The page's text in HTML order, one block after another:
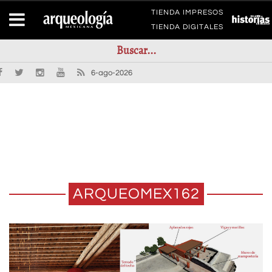
TIENDA IMPRESOS
TIENDA DIGITALES
6-ago-2026
ARQUEOMEX162